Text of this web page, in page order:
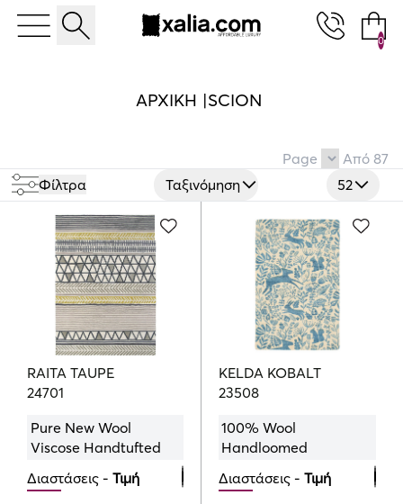
0
ΑΡΧΙΚΉ SCION
Page Από 87
Φίλτρα
Ταξινόμηση 52
RAITA TAUPE
24701
Pure New Wool
Viscose Handtufted
Διαστάσεις -Τιμή
KELDA KOBALT
23508
100% Wool
Handloomed
Διαστάσεις -Τιμή